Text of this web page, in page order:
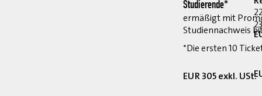
Studierende*
ermäßigt mit
Studiennachweis
*Die ersten 10
EUR 305 exkl. USt.